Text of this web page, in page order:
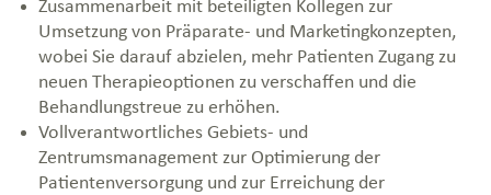
Zusammenarbeit mit beteiligten Kollegen zur
Umsetzung von Präparate- und Marketingkonzepten,
wobei Sie darauf abzielen, mehr Patienten Zugang zu
neuen Therapieoptionen zu verschaffen und die
Behandlungstreue zu erhöhen.
Vollverantwortliches Gebiets- und
Zentrumsmanagement zur Optimierung der
Patientenversorgung und zur Erreichung der